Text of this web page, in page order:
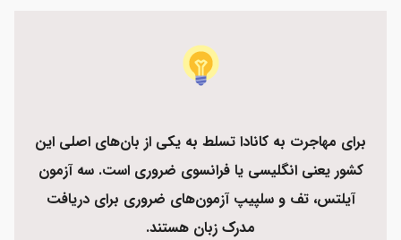
برای مهاجرت به کانادا تسلط به یکی از بان‌های اصلی این
کشور یعنی انگلیسی یا فرانسوی ضروری است. سه آزمون
آیلتس، تف و سلپیپ آزمون‌های ضروری برای دریافت
مدرک زبان هستند.